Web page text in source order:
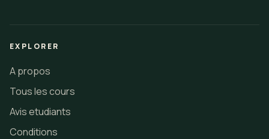
EXPLORER
A propos
Tous les cours
Avis etudiants
Conditions